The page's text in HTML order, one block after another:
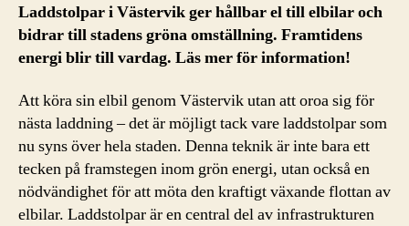
Laddstolpar i Västervik ger hållbar el till elbilar och
bidrar till stadens gröna omställning. Framtidens
energi blir till vardag. Läs mer för information!
Att köra sin elbil genom Västervik utan att oroa sig för
nästa laddning – det är möjligt tack vare laddstolpar som
nu syns över hela staden. Denna teknik är inte bara ett
tecken på framstegen inom grön energi, utan också en
nödvändighet för att möta den kraftigt växande flottan av
elbilar. Laddstolpar är en central del av infrastrukturen